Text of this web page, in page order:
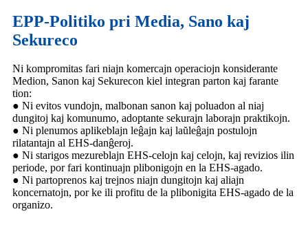
EPP-Politiko pri Media, Sano kaj
Sekureco
Ni kompromitas fari niajn komercajn operaciojn konsiderante
Medion, Sanon kaj Sekurecon kiel integran parton kaj farante
tion:
● Ni evitos vundojn, malbonan sanon kaj poluadon al niaj
dungitoj kaj komunumo, adoptante sekurajn laborajn praktikojn.
● Ni plenumos aplikeblajn leĝajn kaj laŭleĝajn postulojn
rilatantajn al EHS-danĝeroj.
● Ni starigos mezureblajn EHS-celojn kaj celojn, kaj revizios ilin
periode, por fari kontinuajn plibonigojn en la EHS-agado.
● Ni partoprenos kaj trejnos niajn dungitojn kaj aliajn
koncernatojn, por ke ili profitu de la plibonigita EHS-agado de la
organizo.